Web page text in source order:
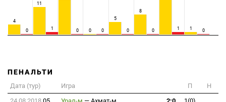
4
0
11
1 0 0 0
5
0
8
0 1 1 0
ПЕНАЛЬТИ
Дата (тур) Игра П
Н